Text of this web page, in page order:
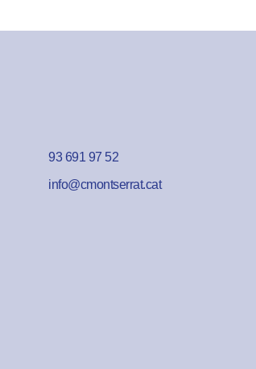
93 691 97 52
info@cmontserrat.cat